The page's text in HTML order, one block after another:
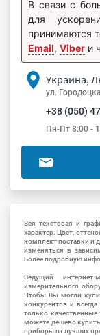
В связи с
для
принимаются
Email, Viber и
Украина,
ул.
+38 (050)
Пн-Пт 8:00 -
Вся текстовая и
характер. Цвет,
комплект поставки и
изменяться в
Более подробную
Ведущий
измерительного
Чтобы Вы могли
конкурентов и
только
можете дешево
приборы от лучших